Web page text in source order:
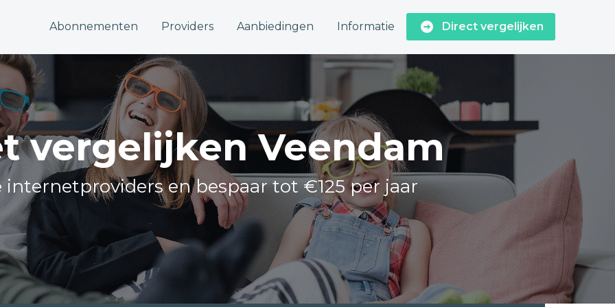
Abonnementen Providers Aanbiedingen Informatie Direct vergelijken
vergelijken Veendam
internetproviders en bespaar tot €125 per jaar